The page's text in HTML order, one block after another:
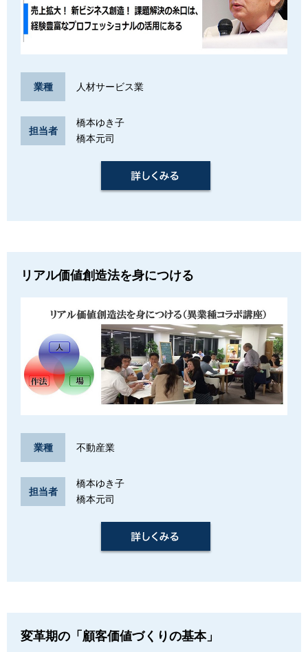
業種 人材サービス業
担当者
橋本ゆき子
橋本元司
リアル価値創造法を身につける
業種 不動産業
担当者
橋本ゆき子
橋本元司
変革期の「顧客価値づくりの基本」